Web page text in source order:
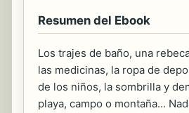
Resumen del Ebook
Los trajes de baño, una
las medicinas, la ropa de
de los niños, la sombrilla y
playa, campo o montaña...